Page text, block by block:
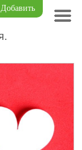
Добавить